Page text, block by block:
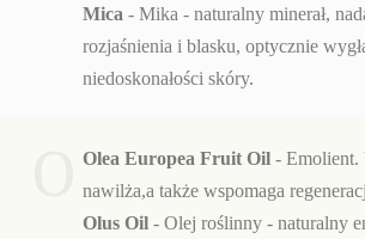
Mica - Mika - naturalny minerał,
rozjaśnienia i blasku, optycznie
niedoskonałości skóry.
Olea Europea Fruit Oil - Emolient.
nawilża,a także wspomaga
Olus Oil - Olej roślinny - naturalny